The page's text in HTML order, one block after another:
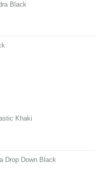
Black
Khaki
Drop Down Black